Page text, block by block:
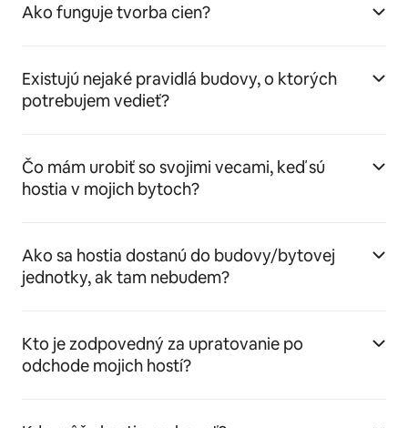
Ako funguje tvorba cien?
Existujú nejaké pravidlá budovy, o ktorých
potrebujem vedieť?
Čo mám urobiť so svojimi vecami, keď sú
hostia v mojich bytoch?
Ako sa hostia dostanú do budovy/bytovej
jednotky, ak tam nebudem?
Kto je zodpovedný za upratovanie po
odchode mojich hostí?